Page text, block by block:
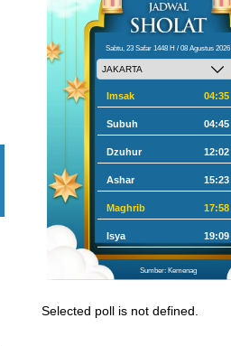
Sabtu, 23 Safar 1448 H / 08 Agustus 2026
Imsak 04:35
Subuh 04:45
Dzuhur 12:02
Ashar 15:23
Maghrib 17:58
Isya 19:09
Sumber: Kemenag
Selected poll is not defined.